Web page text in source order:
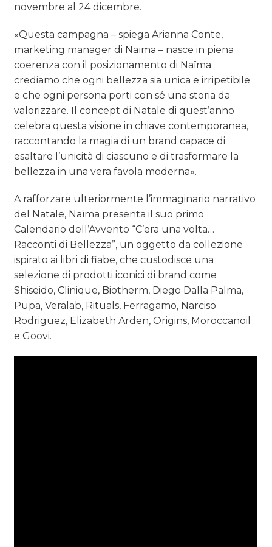
novembre al 24 dicembre.
«Questa campagna – spiega Arianna Conte,
marketing manager di Naïma – nasce in piena
coerenza con il posizionamento di Naïma:
crediamo che ogni bellezza sia unica e irripetibile
e che ogni persona porti con sé una storia da
valorizzare. Il concept di Natale di quest’anno
celebra questa visione in chiave contemporanea,
raccontando la magia di un brand capace di
esaltare l’unicità di ciascuno e di trasformare la
bellezza in una vera favola moderna».
A rafforzare ulteriormente l’immaginario narrativo
del Natale, Naïma presenta il suo primo
Calendario dell’Avvento “C’era una volta…
Racconti di Bellezza”, un oggetto da collezione
ispirato ai libri di fiabe, che custodisce una
selezione di prodotti iconici di brand come
Shiseido, Clinique, Biotherm, Diego Dalla Palma,
Pupa, Veralab, Rituals, Ferragamo, Narciso
Rodriguez, Elizabeth Arden, Origins, Moroccanoil
e Goovi.